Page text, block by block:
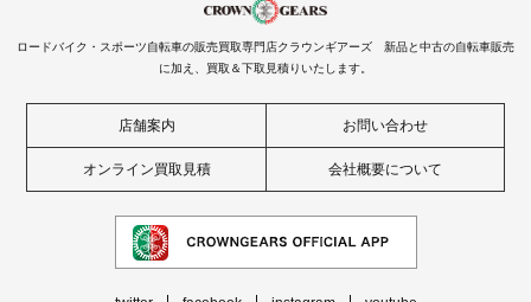
ロードバイク・スポーツ自転車の販売買取専門店クラウンギアーズ 新品と中古の自転車販売
に加え、買取＆下取見積りいたします。
店舗案内 お問い合わせ
オンライン買取見積 会社概要について